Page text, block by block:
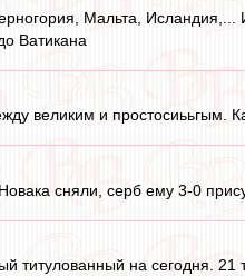
Мальта,
Ватикана
великим и простосиььгым.
сняли, серб ему 3-0
титулованный на сегодня. 21